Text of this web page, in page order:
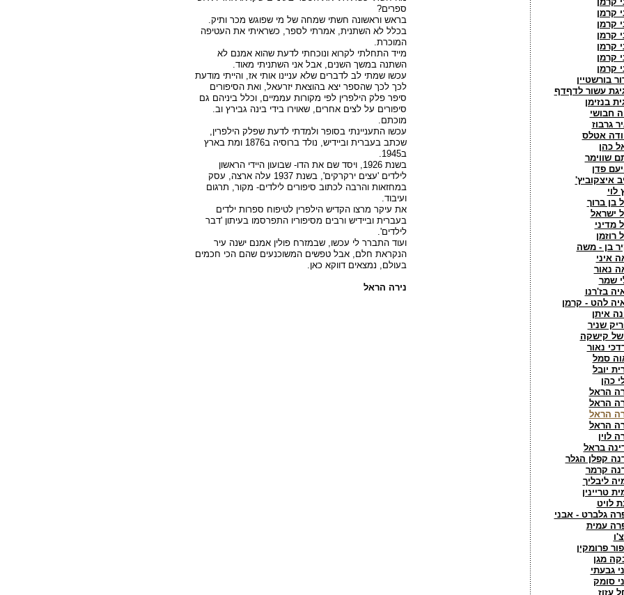
קרמן
קרמן
קרמן
קרמן
קרמן
קרמן
בורשטיין
עשור לדףדף
בנזימן
חבושי
גרבוז
אטלס
כהן
שווימר
פדן
איצקוביץ'
לוי
בן ברוך
ישראל
מדיני
רוזמן
בן - משה
איני
נאור
שמר
בז'רנו
להט - קרמן
איתן
שניר
קישקה
נאור
סמל
יובל
כהן
הראל
הראל
הראל
הראל
לוין
בראל
קפלן הגלר
קרמר
ליבליך
טריינין
לויט
גלברט - אבני
עמית
פרומקין
מגן
גבעתי
סומק
עזוז
ספרים?
בראש וראשונה חשתי שמחה של מי שפוגש מכר ותיק.
בכלל לא השתנית, אמרתי לספר, כשראיתי את העטיפה
המוכרת.
מייד התחלתי לקרוא ונוכחתי לדעת שהוא אמנם לא
השתנה במשך השנים, אבל אני השתניתי מאוד.
עכשו שמתי לב לדברים שלא עניינו אותי אז, והייתי מודעת
לכך לכך שהספר יצא בהוצאת יזרעאל, ואת הסיפורים
סיפר פלק הילפרין לפי מקורות עממיים, וכלל ביניהם גם
סיפורים על לצים אחרים, שאוירו בידי בינה גבירץ וב.
מוכתם.
עכשו התעניינתי בסופר ולמדתי לדעת שפלק הילפרין,
שכתב בעברית וביידיש, נולד ברוסיה ב1876 ומת בארץ
ב1945.
בשנת 1926, ויסד שם את הדו- שבועון היידי הראשון
לילדים 'עצים ירקרקים', בשנת 1937 עלה ארצה, עסק
במחזאות והרבה לכתוב סיפורים לילדים- מקור, תרגום
ועיבוד.
את עיקר מרצו הקדיש הילפרין לטיפוח ספרות ילדים
בעברית וביידיש ורבים מסיפוריו התפרסמו בעיתון 'דבר
לילדים'.
ועוד התברר לי עכשו, שבמזרח פולין אמנם ישנה עיר
הנקראת חלם, אבל טפשים המשוכנעים שהם הכי חכמים
בעולם, נמצאים דווקא כאן.
נירה הראל